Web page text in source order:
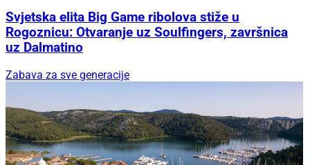
Svjetska elita Big Game ribolova stiže u
Rogoznicu: Otvaranje uz Soulfingers, završnica
uz Dalmatino
Zabava za sve generacije